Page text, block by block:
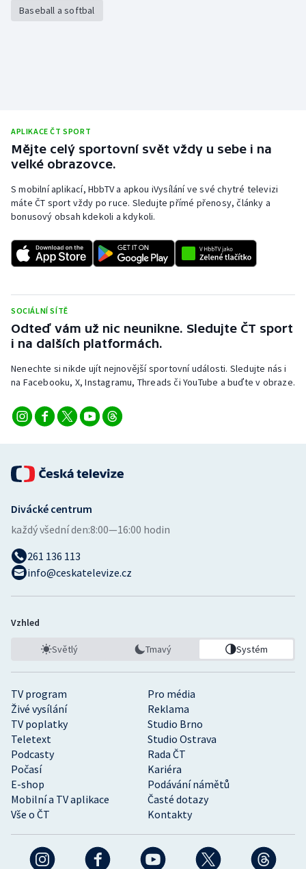
Baseball a softbal
APLIKACE ČT SPORT
Mějte celý sportovní svět vždy u sebe i na
velké obrazovce.
S mobilní aplikací, HbbTV a apkou iVysílání ve své chytré televizi
máte ČT sport vždy po ruce. Sledujte přímé přenosy, články a
bonusový obsah kdekoli a kdykoli.
SOCIÁLNÍ SÍTĚ
Odteď vám už nic neunikne. Sledujte ČT sport
i na dalších platformách.
Nenechte si nikde ujít nejnovější sportovní události. Sledujte nás i
na Facebooku, X, Instagramu, Threads či YouTube a buďte v obraze.
TV program
Pro média
Živé vysílání
Reklama
TV poplatky
Studio Brno
Teletext
Studio Ostrava
Podcasty
Rada ČT
Počasí
Kariéra
E-shop
Podávání námětů
Mobilní a TV aplikace
Časté dotazy
Vše o ČT
Kontakty
Divácké centrum
každý všední den:8:00—16:00 hodin
261 136 113
info@ceskatelevize.cz
Vzhled
Světlý Tmavý Systém